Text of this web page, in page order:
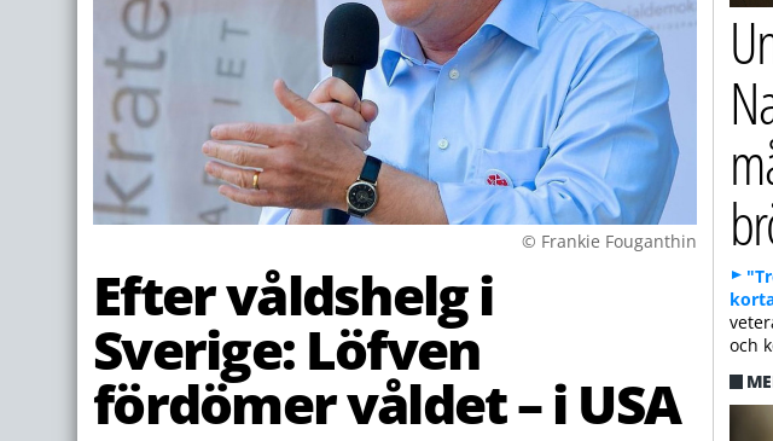
© Frankie Fouganthin
Efter våldshelg i
Sverige: Löfven
fördömer våldet – i USA
och